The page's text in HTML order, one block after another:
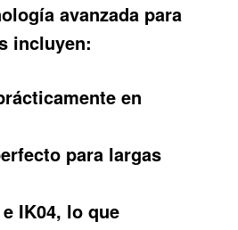
avanzada para
incluyen:
en
para largas
IK04, lo que